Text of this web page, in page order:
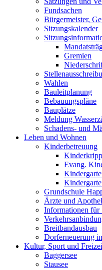
Fundsachen
Bürgermeister,
Sitzungskalender
Gremien
Wahlen
Bauleitplanung
Bebauungspläne
Bauplätze
Meldung
Schadens- und
Leben und Wohnen
Kinderbetreuung
Evang.
Grundschule
Ärzte und
Informationen für
Breitbandausbau
Dorferneuerung
Kultur, Sport und
Baggersee
Stausee